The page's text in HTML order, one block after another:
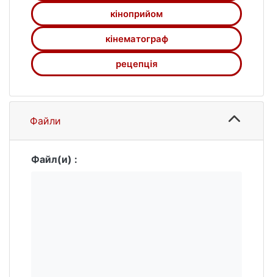
кіноприйом
кінематограф
рецепція
Файли
Файл(и) :